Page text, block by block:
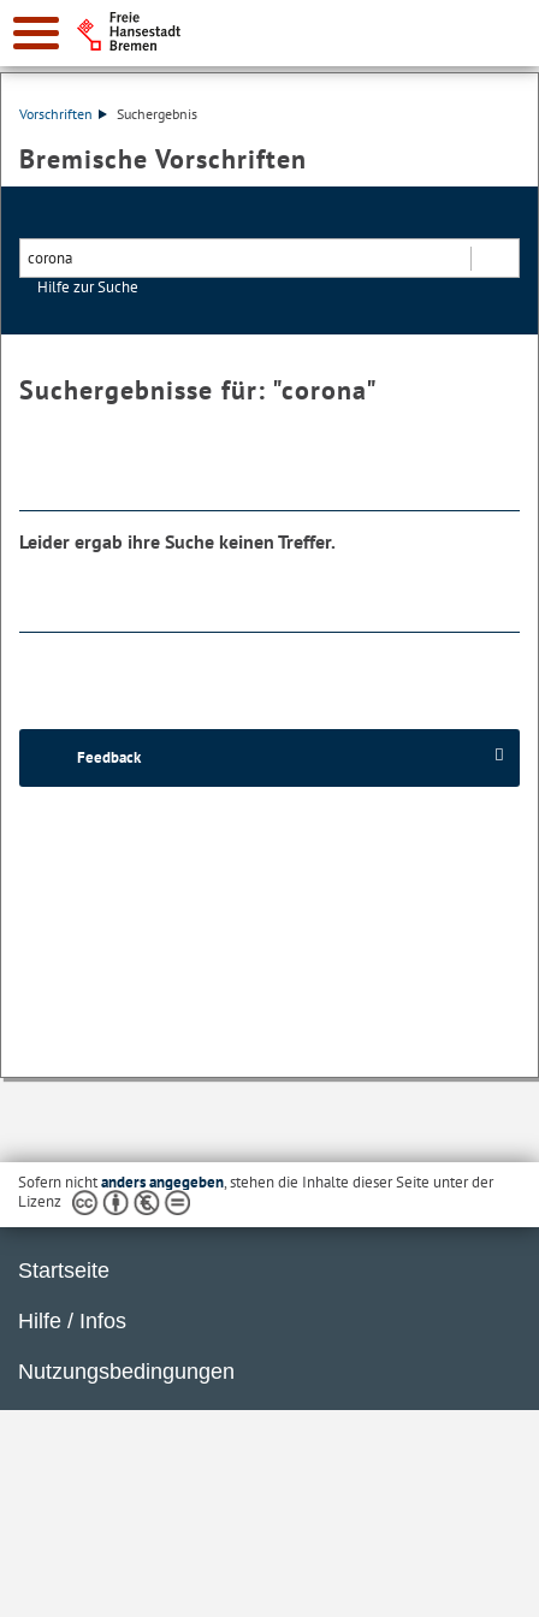
Vorschriften Suchergebnis
Bremische Vorschriften
Hilfe zur Suche
Suchergebnisse für: "corona"
Leider ergab ihre Suche keinen Treffer.
Feedback
Sofern nichtanders angegeben, stehen die Inhalte dieser Seite unter der
Lizenz
Startseite
Hilfe / Infos
Nutzungsbedingungen